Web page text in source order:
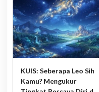
KUIS: Seberapa Leo Sih
Kamu? Mengukur